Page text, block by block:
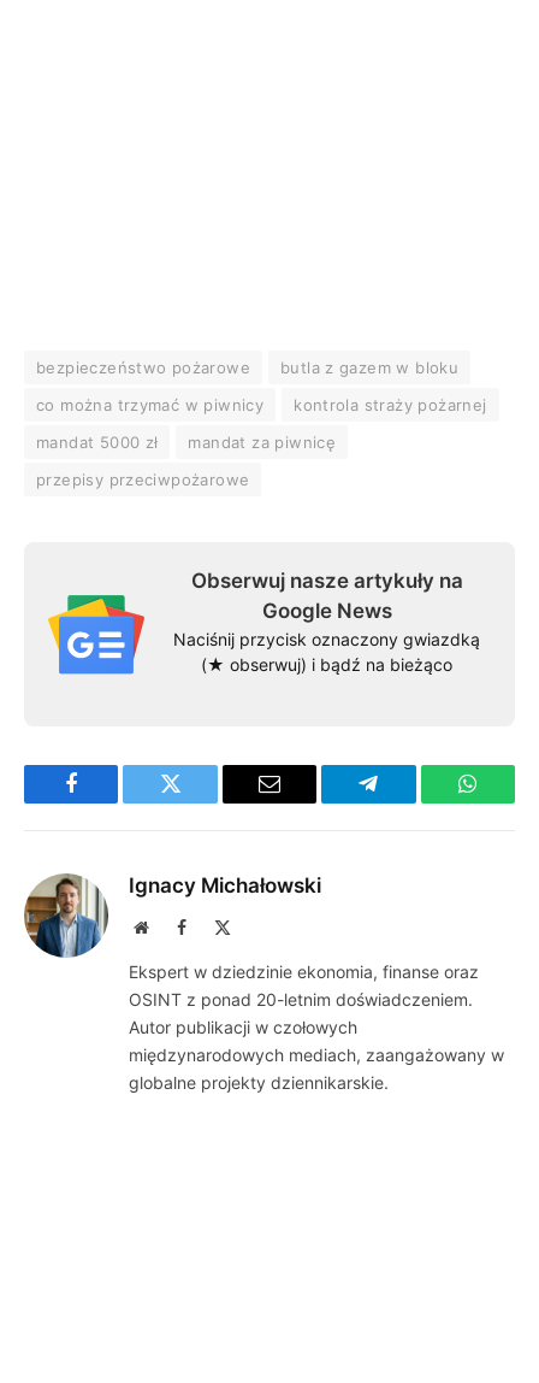
bezpieczeństwo pożarowe
butla z gazem w bloku
co można trzymać w piwnicy
kontrola straży pożarnej
mandat 5000 zł
mandat za piwnicę
przepisy przeciwpożarowe
Obserwuj nasze artykuły na
Google News
Naciśnij przycisk oznaczony gwiazdką
(★ obserwuj) i bądź na bieżąco
Facebook Twitter Email Telegram
Ignacy Michałowski
WebsiteFacebook
Ekspert w dziedzinie ekonomia, finanse oraz
OSINT z ponad 20-letnim doświadczeniem.
Autor publikacji w czołowych
międzynarodowych mediach, zaangażowany w
globalne projekty dziennikarskie.